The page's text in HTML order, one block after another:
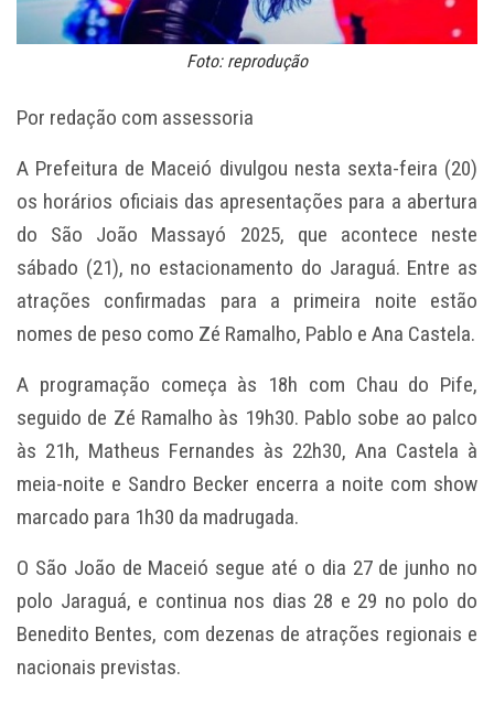
Foto: reprodução
Por redação com assessoria
A Prefeitura de Maceió divulgou nesta sexta-feira (20)
os horários oficiais das apresentações para a abertura
do São João Massayó 2025, que acontece neste
sábado (21), no estacionamento do Jaraguá. Entre as
atrações confirmadas para a primeira noite estão
nomes de peso como Zé Ramalho, Pablo e Ana Castela.
A programação começa às 18h com Chau do Pife,
seguido de Zé Ramalho às 19h30. Pablo sobe ao palco
às 21h, Matheus Fernandes às 22h30, Ana Castela à
meia-noite e Sandro Becker encerra a noite com show
marcado para 1h30 da madrugada.
O São João de Maceió segue até o dia 27 de junho no
polo Jaraguá, e continua nos dias 28 e 29 no polo do
Benedito Bentes, com dezenas de atrações regionais e
nacionais previstas.